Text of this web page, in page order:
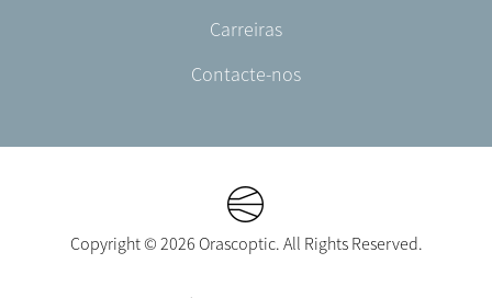
Carreiras
Contacte-nos
Copyright © 2026 Orascoptic. All Rights Reserved.